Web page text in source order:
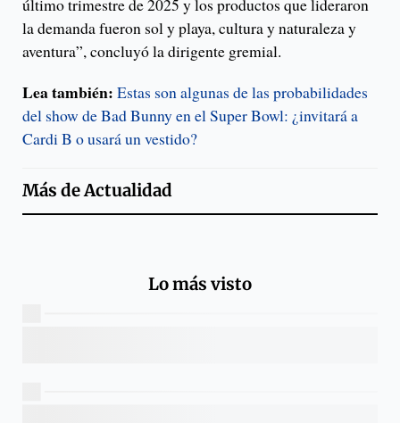
último trimestre de 2025 y los productos que lideraron
la demanda fueron sol y playa, cultura y naturaleza y
aventura”, concluyó la dirigente gremial.
Lea también: Estas son algunas de las probabilidades
del show de Bad Bunny en el Super Bowl: ¿invitará a
Cardi B o usará un vestido?
Más deActualidad
Lo más visto